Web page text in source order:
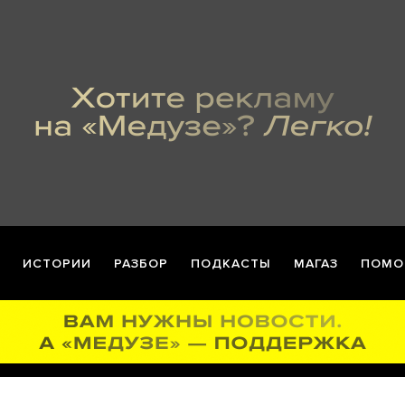
ИСТОРИИ РАЗБОР ПОДКАСТЫ МАГАЗ